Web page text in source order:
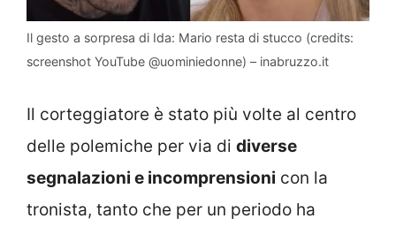
Il gesto a sorpresa di Ida: Mario resta di stucco (credits:
screenshot YouTube @uominiedonne) – inabruzzo.it
Il corteggiatore è stato più volte al centro
delle polemiche per via di diverse
segnalazioni e incomprensioni con la
tronista, tanto che per un periodo ha